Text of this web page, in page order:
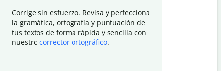
Corrige sin esfuerzo. Revisa y perfecciona
la gramática, ortografía y puntuación de
tus textos de forma rápida y sencilla con
nuestro corrector ortográfico.